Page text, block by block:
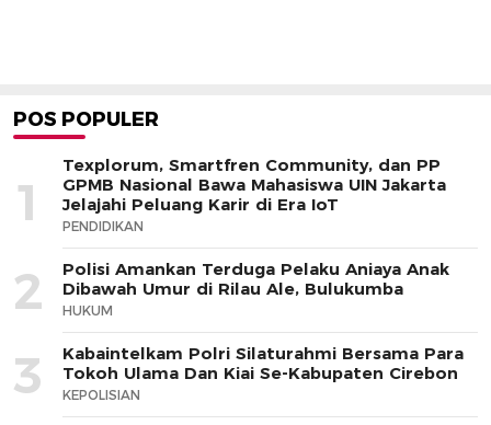
POS POPULER
1
Texplorum, Smartfren Community, dan PP
GPMB Nasional Bawa Mahasiswa UIN Jakarta
Jelajahi Peluang Karir di Era IoT
PENDIDIKAN
2
Polisi Amankan Terduga Pelaku Aniaya Anak
Dibawah Umur di Rilau Ale, Bulukumba
HUKUM
3
Kabaintelkam Polri Silaturahmi Bersama Para
Tokoh Ulama Dan Kiai Se-Kabupaten Cirebon
KEPOLISIAN